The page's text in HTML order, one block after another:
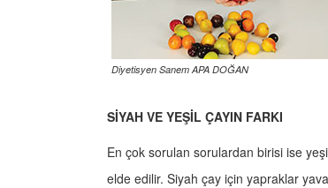
Diyetisyen Sanem APA DOĞAN
SİYAH VE YEŞİL ÇAYIN FARKI
En çok sorulan sorulardan birisi ise
elde edilir. Siyah çay için yapraklar